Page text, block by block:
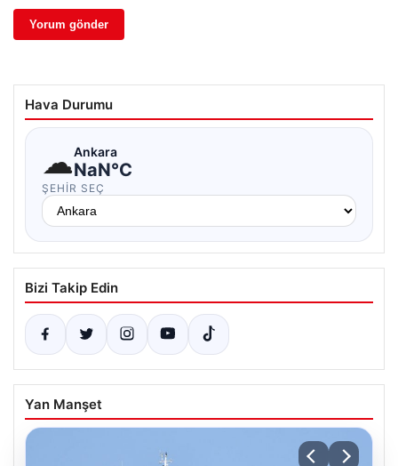
Hava Durumu
☁Ankara
NaN°C
ŞEHIR SEÇ
Bizi Takip Edin
Yan Manşet